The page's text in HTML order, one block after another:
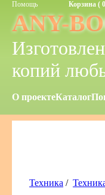
Помощь Корзина (
ANY-
копий
О проектеКаталог
Техника /